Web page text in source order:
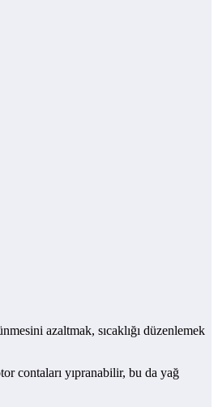
azaltmak, sıcaklığı düzenlemek
contaları yıpranabilir, bu da yağ